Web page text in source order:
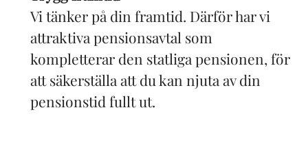
Vi tänker på din framtid. Därför har vi
attraktiva pensionsavtal som
kompletterar den statliga pensionen, för
att säkerställa att du kan njuta av din
pensionstid fullt ut.